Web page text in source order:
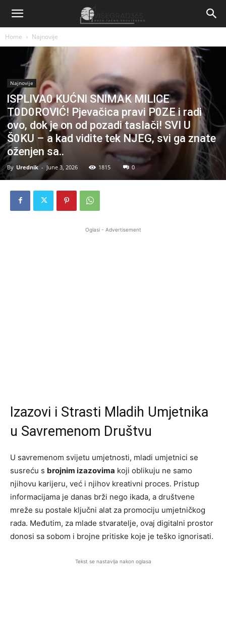
Home Najnovije
Najnovije
lSPLlVA0 KUĆNl SNlMAK MlLlCE
T0D0ROVlĆ! Pjevačica pravi P0ZE i radi
ovo, dok je on od pozadi tasIači! SVI U
Š0KU – a kad vidite tek NJEG, svi ga znate
oženjen sa..
By Urednik - June 3, 2026 1815 0
Oglasi - Advertisement
Izazovi i Strasti Mladih Umjetnika
u Savremenom Društvu
U savremenom svijetu umjetnosti, mladi umjetnici se
susreću s brojnim izazovima koji oblikuju ne samo
njihovu karijeru, već i njihov kreativni proces. Pristup
informacijama je danas brži nego ikada, a društvene
mreže su postale ključni alat za promociju umjetničkog
rada. Međutim, za mlade stvaratelje, ovaj digitalni prostor
donosi sa sobom i brojne pritiske koje je teško ignorisati.
Tekst se nastavlja nakon oglasa